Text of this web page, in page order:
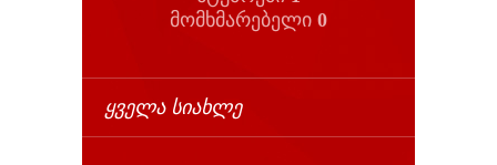
მომხმარებელი 0
ᲧᲕᲔᲚᲐ ᲡᲘᲐᲮᲚᲔ